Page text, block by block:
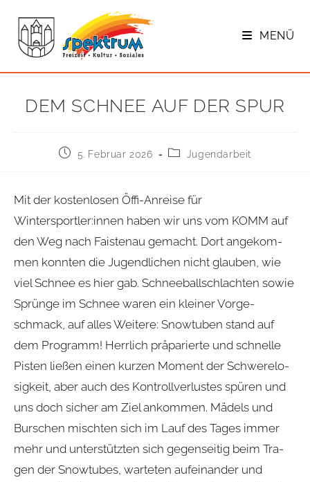
Inhalt
springen
MENÜ
DEM SCHNEE AUF DER SPUR
Beitrag5. Februar 2026
Beitrags-Jugendarbeit
Mit der kos­ten­lo­sen Öffi-Anreise für
Wintersportler:innen haben wir uns vom KOMM auf
den Weg nach Fais­tenau gemacht. Dort ange­kom­
men konn­ten die Jugend­li­chen nicht glau­ben, wie
viel Schnee es hier gab. Schnee­ball­schlach­ten sowie
Sprünge im Schnee waren ein klei­ner Vor­ge­
schmack, auf alles Wei­tere: Snow­tu­ben stand auf
dem Pro­gramm! Herr­lich prä­pa­rierte und schnelle
Pis­ten lie­ßen einen kur­zen Moment der Schwe­re­lo­
sig­keit, aber auch des Kon­troll­ver­lus­tes spü­ren und
uns doch sicher am Ziel ankom­men. Mädels und
Bur­schen misch­ten sich im Lauf des Tages immer
mehr und unter­stütz­ten sich gegen­sei­tig beim Tra­
gen der Snow­tu­bes, war­te­ten auf­ein­an­der und